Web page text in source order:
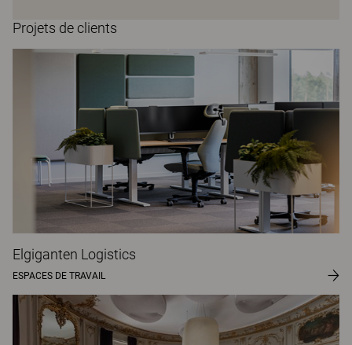
Projets de clients
Elgiganten Logistics
ESPACES DE TRAVAIL